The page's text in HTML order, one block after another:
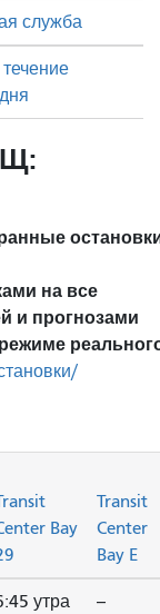
служба
на все
и прогнозами
Bay
Transit
Center
Bay E
утра --